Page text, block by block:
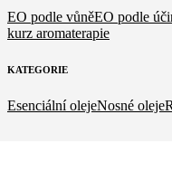
EO podle vůněEO podle
kurz aromaterapie
KATEGORIE
Esenciální olejeNosné oleje